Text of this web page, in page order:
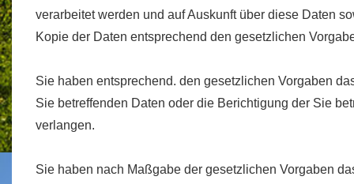
verarbeitet werden und auf Auskunft über diese Daten
Kopie der Daten entsprechend den gesetzlichen
Sie haben entsprechend. den gesetzlichen Vorgaben
Sie betreffenden Daten oder die Berichtigung der Sie
verlangen.
Sie haben nach Maßgabe der gesetzlichen Vorgaben